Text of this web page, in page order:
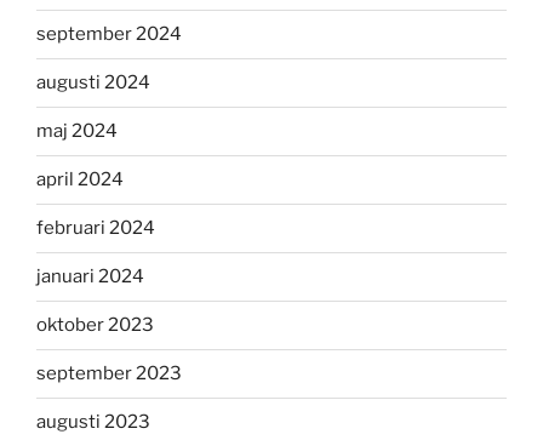
september 2024
augusti 2024
maj 2024
april 2024
februari 2024
januari 2024
oktober 2023
september 2023
augusti 2023